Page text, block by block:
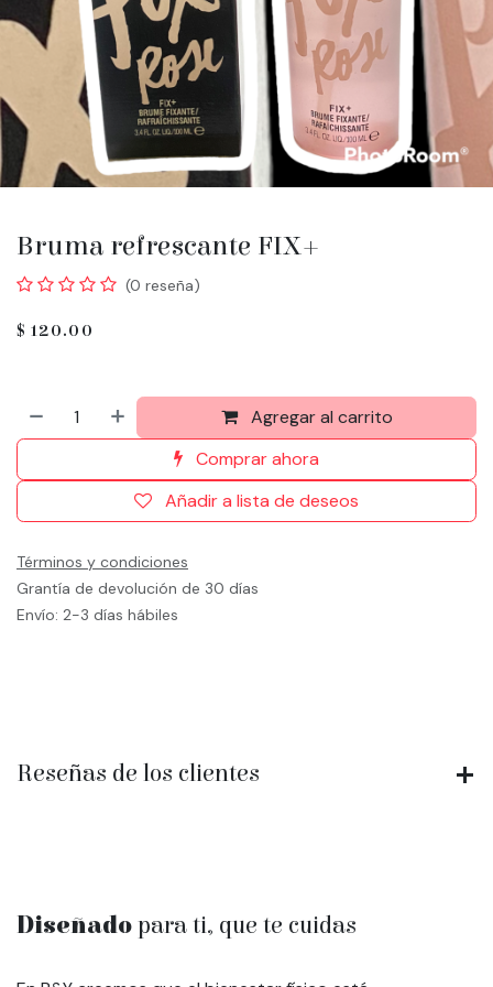
Bruma refrescante FIX+
(0 reseña)
$ 120.00
Agregar al carrito
Comprar ahora
Añadir a lista de deseos
Términos y condiciones
Grantía de devolución de 30 días
Envío: 2-3 días hábiles
Reseñas de los clientes
Diseñado para ti, que te cuidas